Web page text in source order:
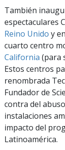
También
espectaculares
Reino Unido y en
cuarto centro
California (para
Estos centros
renombrada
Fundador de
contra del
instalaciones
impacto del
Latinoamérica.